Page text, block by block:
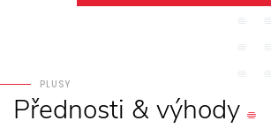
PLUSY
Přednosti &výhody